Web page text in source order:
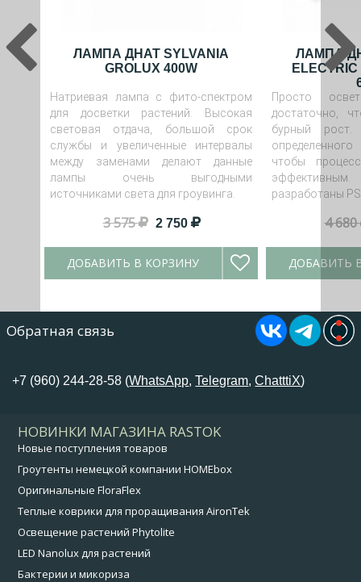
ЛАМПА ДНАТ SYLVANIA
GROLUX 400W
Натриевая лампа с фито-спектром
для досветки растений. Высокая
световая отдача, большой срок
службы и увеличенные интервалы
между заменами делают данные
лампы очень выгодными
источниками света для гроувинга.
3 575 2 750
ДОБАВИТЬ В КОРЗИНУ
ЛАМПА
Просто
достаточно,
бурный рост.
чтобы
разработаны
4 680
ДОБАВИТЬ
Обратная связь
+7 (960) 244-28-58 (WhatsApp,Telegram,ChatttiX)
НОВИНКИ МАГАЗИНА RASTOK
Новые поступления товаров
Гроутенты немецкой компании HOMEbox
Оригинальные FloraFlex
Теплые коврики для проращивания AironTek
Освещение растений Phytolite
LED Nanolux для растений
Бактерии и микориза